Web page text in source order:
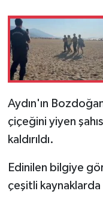
Aydın'ın
çiçeğini yiyen
kaldırıldı.
Edinilen bilgiye
çeşitli